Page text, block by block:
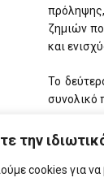
την
cookies για
ζημιών
και
Το
συνολικό